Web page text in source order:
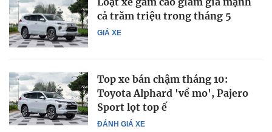
GIÁ XE
cả trăm triệu trong tháng 5
ĐÁNH GIÁ XE
Top xe bán chậm tháng 10:
Toyota Alphard 'về mo', Pajero
Sport lọt top ế